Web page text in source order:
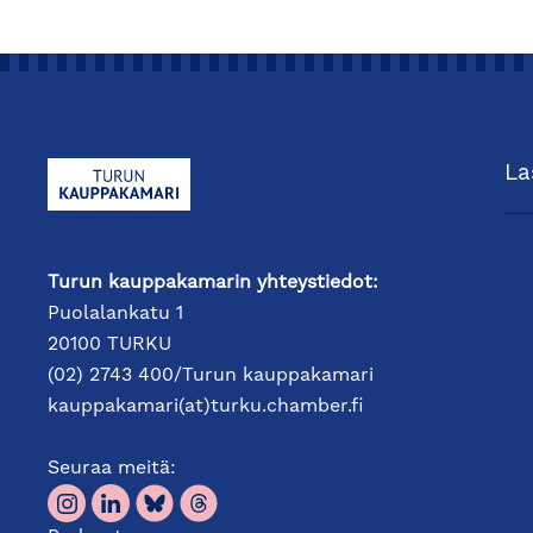
Turun kauppakamarin yhteystiedot:
Puolalankatu 1
20100 TURKU
(02) 2743 400/Turun kauppakamari
kauppakamari(at)turku.chamber.fi
Seuraa meitä: